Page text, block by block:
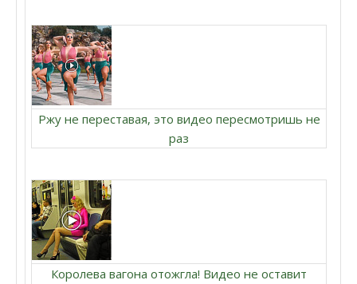
Ржу не переставая, это видео пересмотришь не
раз
Королева вагона отожгла! Видео не оставит